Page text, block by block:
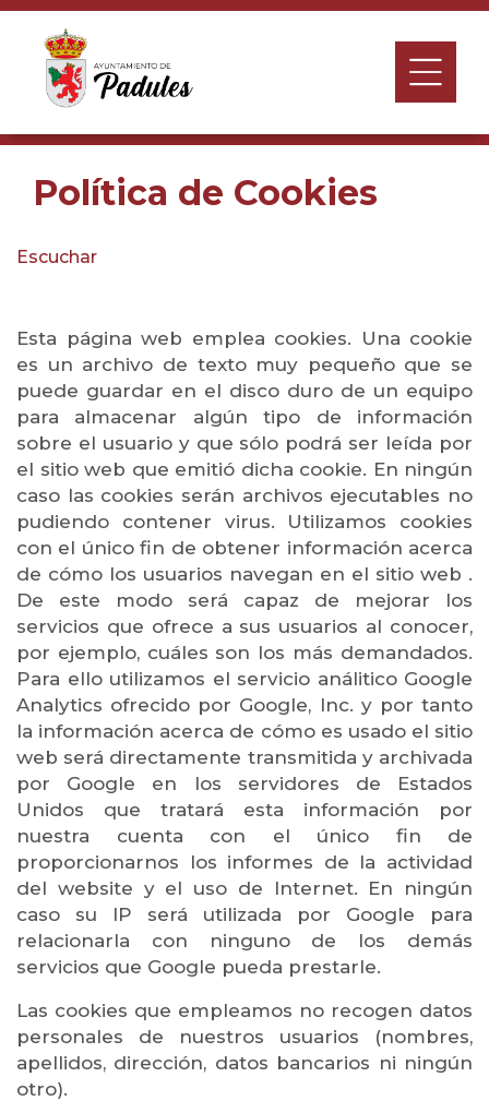
Política de Cookies
Escuchar
Esta página web emplea cookies. Una cookie
es un archivo de texto muy pequeño que se
puede guardar en el disco duro de un equipo
para almacenar algún tipo de información
sobre el usuario y que sólo podrá ser leída por
el sitio web que emitió dicha cookie. En ningún
caso las cookies serán archivos ejecutables no
pudiendo contener virus. Utilizamos cookies
con el único fin de obtener información acerca
de cómo los usuarios navegan en el sitio web .
De este modo será capaz de mejorar los
servicios que ofrece a sus usuarios al conocer,
por ejemplo, cuáles son los más demandados.
Para ello utilizamos el servicio análitico Google
Analytics ofrecido por Google, Inc. y por tanto
la información acerca de cómo es usado el sitio
web será directamente transmitida y archivada
por Google en los servidores de Estados
Unidos que tratará esta información por
nuestra cuenta con el único fin de
proporcionarnos los informes de la actividad
del website y el uso de Internet. En ningún
caso su IP será utilizada por Google para
relacionarla con ninguno de los demás
servicios que Google pueda prestarle.
Las cookies que empleamos no recogen datos
personales de nuestros usuarios (nombres,
apellidos, dirección, datos bancarios ni ningún
otro).